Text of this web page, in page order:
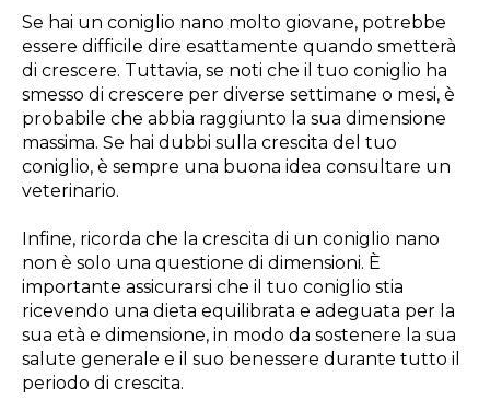
Se hai un coniglio nano molto giovane, potrebbe
essere difficile dire esattamente quando smetterà
di crescere. Tuttavia, se noti che il tuo coniglio ha
smesso di crescere per diverse settimane o mesi, è
probabile che abbia raggiunto la sua dimensione
massima. Se hai dubbi sulla crescita del tuo
coniglio, è sempre una buona idea consultare un
veterinario.
Infine, ricorda che la crescita di un coniglio nano
non è solo una questione di dimensioni. È
importante assicurarsi che il tuo coniglio stia
ricevendo una dieta equilibrata e adeguata per la
sua età e dimensione, in modo da sostenere la sua
salute generale e il suo benessere durante tutto il
periodo di crescita.